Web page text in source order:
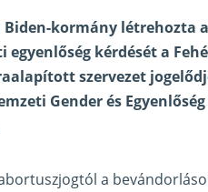
kormány létrehozta
egyenlőség kérdését a
szervezet
Gender és
a